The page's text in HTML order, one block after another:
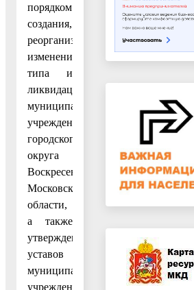
порядком
создания,
реорганизации,
изменения
типа и
ликвидации
муниципальных
учреждений
городского
округа
Воскресенск
Московской
области,
а также
утверждения
уставов
муниципальных
учреждений